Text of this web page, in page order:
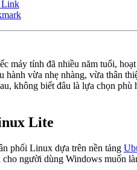
Link
máy tính đã nhiều năm tuổi,
hành vừa nhẹ nhàng, vừa thân
không biết đâu là lựa chọn
Lite
phối Linux dựa trên nền tảng
người dùng Windows muốn